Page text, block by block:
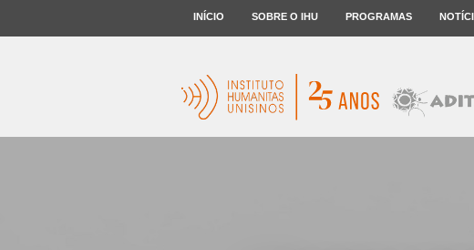
INÍCIO SOBRE O IHU PROGRAMAS